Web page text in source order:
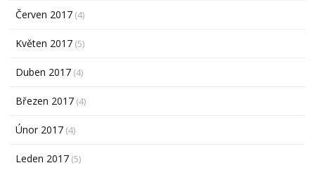
Červen 2017 (4)
Květen 2017 (5)
Duben 2017 (4)
Březen 2017 (4)
Únor 2017 (4)
Leden 2017 (5)